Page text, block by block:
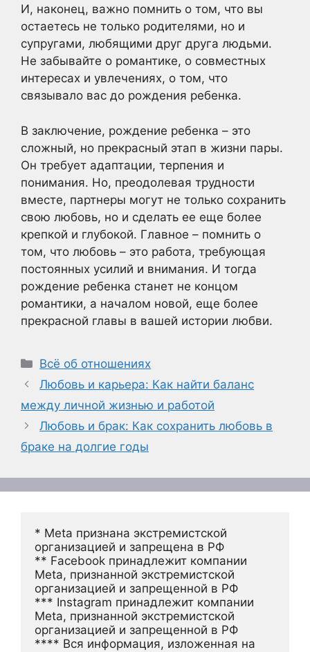
И, наконец, важно помнить о том, что вы
остаетесь не только родителями, но и
супругами, любящими друг друга людьми.
Не забывайте о романтике, о совместных
интересах и увлечениях, о том, что
связывало вас до рождения ребенка.
В заключение, рождение ребенка – это
сложный, но прекрасный этап в жизни пары.
Он требует адаптации, терпения и
понимания. Но, преодолевая трудности
вместе, партнеры могут не только сохранить
свою любовь, но и сделать ее еще более
крепкой и глубокой. Главное – помнить о
том, что любовь – это работа, требующая
постоянных усилий и внимания. И тогда
рождение ребенка станет не концом
романтики, а началом новой, еще более
прекрасной главы в вашей истории любви.
Рубрики
Всё об отношениях
Любовь и карьера: Как найти баланс
между личной жизнью и работой
Любовь и брак: Как сохранить любовь в
браке на долгие годы
* Meta признана экстремистской
организацией и запрещена в РФ
** Facebook принадлежит компании
Meta, признанной экстремистской
организацией и запрещенной в РФ
*** Instagram принадлежит компании
Meta, признанной экстремистской
организацией и запрещенной в РФ
**** Вся информация, изложенная на